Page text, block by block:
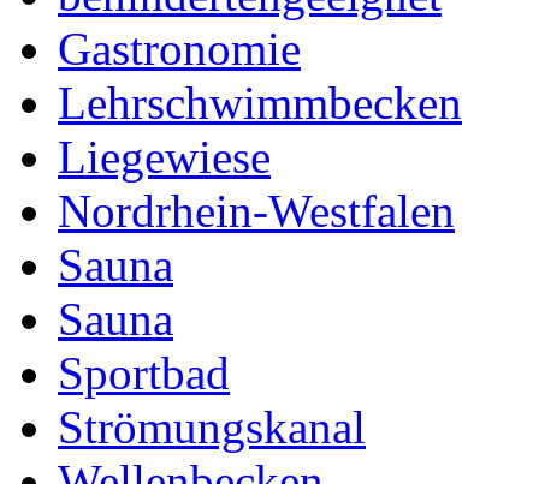
Gastronomie
Lehrschwimmbecken
Liegewiese
Nordrhein-Westfalen
Sauna
Sauna
Sportbad
Strömungskanal